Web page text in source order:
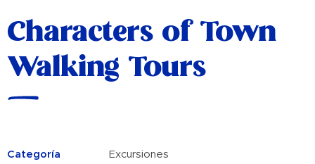
Characters of Town
Walking Tours
Categoría Excursiones